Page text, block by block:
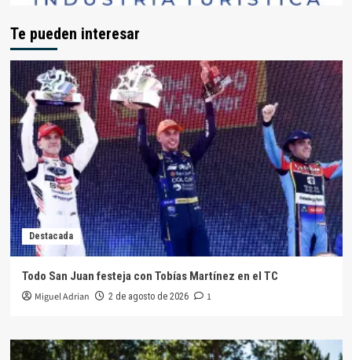
Te pueden interesar
Destacada
Todo San Juan festeja con Tobías Martínez en el TC
Miguel Adrian 2 de agosto de 2026 1